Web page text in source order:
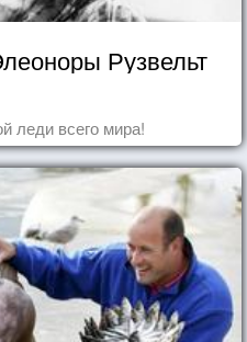
Рузвельт
леди всего мира!